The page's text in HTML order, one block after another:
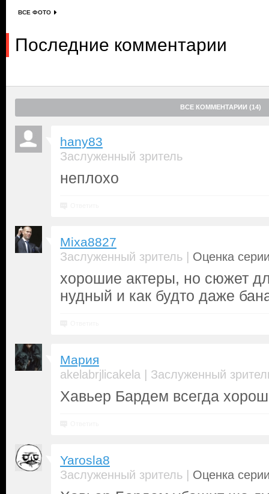
ВСЕ ФОТО
Последние комментарии
ВСЕ КОММЕНТАРИИ (14)
hany83
Заслуженный зритель
неплохо
Mixa8827
Заслуженный зритель | Оценка
хорошие актеры, но сюжет
нудный и как будто даже
Мария
akelabrjlicakela | Заслуженный
Хавьер Бардем всегда
Yarosla8
Заслуженный зритель | Оценка